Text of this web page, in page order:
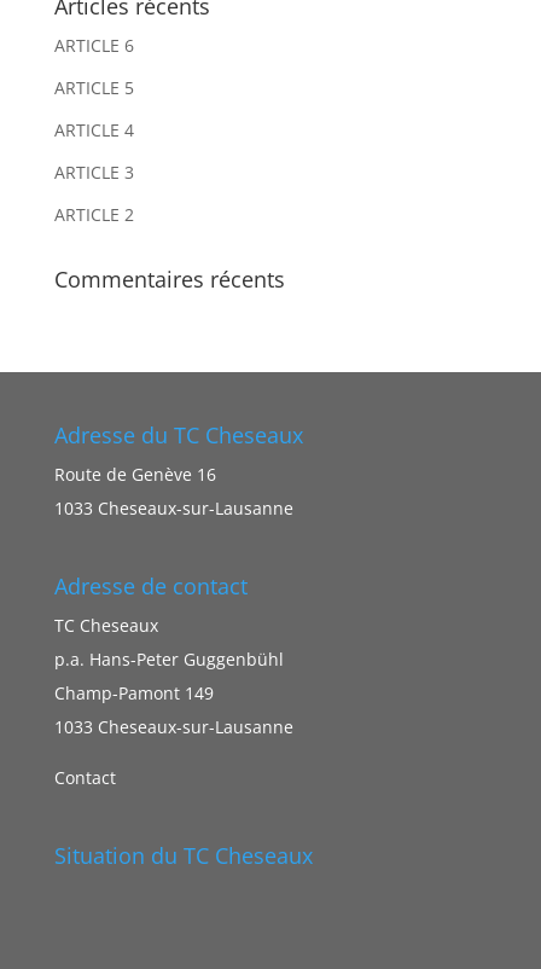
a
t
i
v
a
t
i
v
Articles récents
ARTICLE 6
ARTICLE 5
ARTICLE 4
ARTICLE 3
ARTICLE 2
Commentaires récents
Adresse du TC Cheseaux
Route de Genève 16
1033 Cheseaux-sur-Lausanne
Adresse de contact
TC Cheseaux
p.a. Hans-Peter Guggenbühl
Champ-Pamont 149
1033 Cheseaux-sur-Lausanne
Contact
Situation du TC Cheseaux